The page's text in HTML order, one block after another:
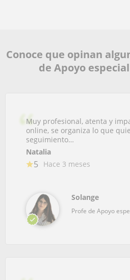
Conoce que opinan
de Apoyo
Muy profesional, atenta y
online, se organiza lo que
seguimiento…
Natalia
5 Hace 3 meses
Solange
Profe de Apoyo